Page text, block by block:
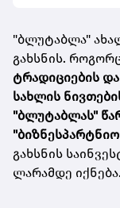
"ბლუტაბლა"
გახსნის.
ტრადიციების
სახლის
"ბლუტაბლას"
გახსნის
ლარამდე იქნება.